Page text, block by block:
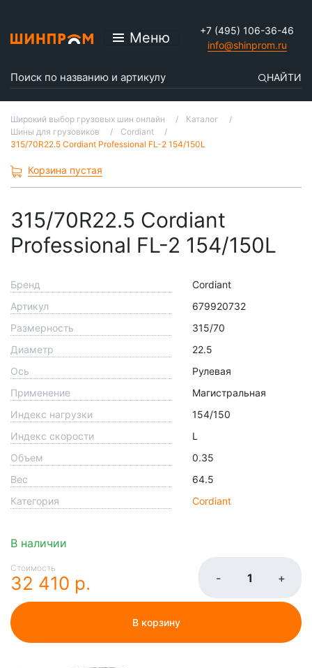
Меню
+7 (495) 106-36-46
info@shinprom.ru
НАЙТИ
Широкий выбор грузовых шин онлайн
Каталог
Шины для грузовиков
Cordiant
315/70R22.5 Cordiant Professional FL-2 154/150L
Корзина пустая
315/70R22.5 Cordiant
Professional FL-2 154/150L
Бренд
Cordiant
Артикул
679920732
Размерность
315/70
Диаметр
22.5
Ось
Рулевая
Применение
Магистральная
Индекс нагрузки
154/150
Индекс скорости
L
Объем
0.35
Вес
64.5
Категория
Cordiant
В наличии
Стоимость
32 410 р. - +
В корзину